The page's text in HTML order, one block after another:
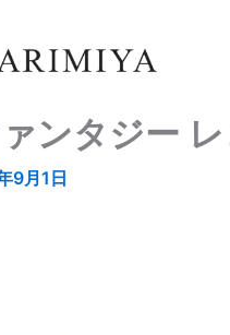
ンタジー
9月1日